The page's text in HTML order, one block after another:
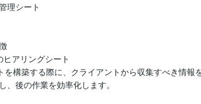
理シート
アリングシート
を構築する際に、クライアントから収集すべき情報
、後の作業を効率化します。